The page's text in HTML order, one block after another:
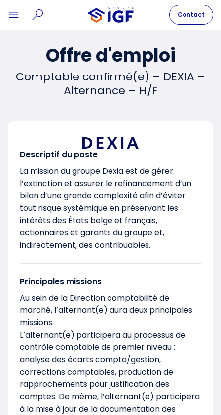
Contact
Offre d'emploi
Comptable confirmé(e) – DEXIA –
Alternance – H/F
Descriptif du poste
La mission du groupe Dexia est de gérer
l’extinction et assurer le refinancement d’un
bilan d’une grande complexité afin d’éviter
tout risque systémique en préservant les
intérêts des États belge et français,
actionnaires et garants du groupe et,
indirectement, des contribuables.
Principales missions
Au sein de la Direction comptabilité de
marché, l’alternant(e) aura deux principales
missions.
L’alternant(e) participera au processus de
contrôle comptable de premier niveau :
analyse des écarts compta/gestion,
corrections comptables, production de
rapprochements pour justification des
comptes. De même, l’alternant(e) participera
à la mise à jour de la documentation des